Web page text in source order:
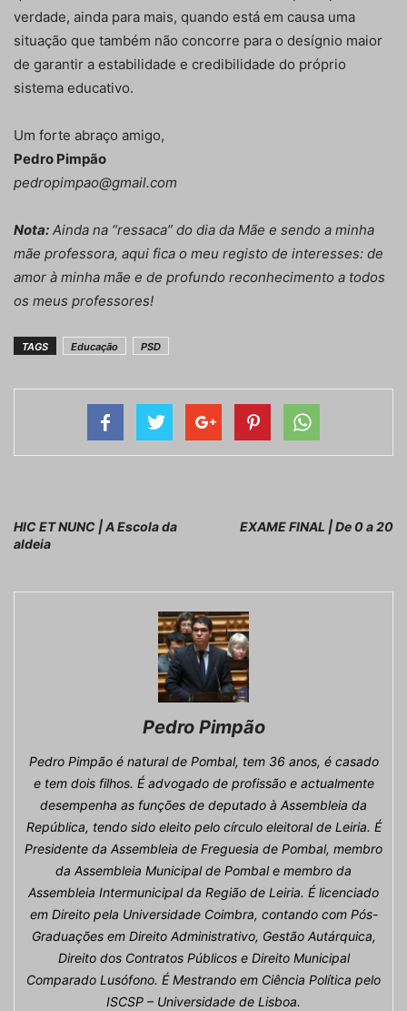
verdade, ainda para mais, quando está em causa uma
situação que também não concorre para o desígnio maior
de garantir a estabilidade e credibilidade do próprio
sistema educativo.
Um forte abraço amigo,
Pedro Pimpão
pedropimpao@gmail.com
Nota: Ainda na “ressaca” do dia da Mãe e sendo a minha
mãe professora, aqui fica o meu registo de interesses: de
amor à minha mãe e de profundo reconhecimento a todos
os meus professores!
TAGS Educação PSD
HIC ET NUNC | A Escola da
aldeia
EXAME FINAL | De 0 a 20
Pedro Pimpão
Pedro Pimpão é natural de Pombal, tem 36 anos, é casado
e tem dois filhos. É advogado de profissão e actualmente
desempenha as funções de deputado à Assembleia da
República, tendo sido eleito pelo círculo eleitoral de Leiria. É
Presidente da Assembleia de Freguesia de Pombal, membro
da Assembleia Municipal de Pombal e membro da
Assembleia Intermunicipal da Região de Leiria. É licenciado
em Direito pela Universidade Coimbra, contando com Pós-
Graduações em Direito Administrativo, Gestão Autárquica,
Direito dos Contratos Públicos e Direito Municipal
Comparado Lusófono. É Mestrando em Ciência Política pelo
ISCSP – Universidade de Lisboa.